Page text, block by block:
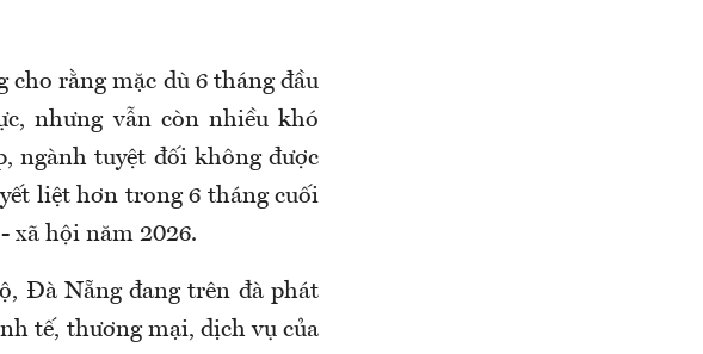
rằng mặc dù 6 tháng đầu
nhưng vẫn còn nhiều khó
ngành tuyệt đối không được
liệt hơn trong 6 tháng cuối
xã hội năm 2026.
Đà Nẵng đang trên đà phát
tế, thương mại, dịch vụ của